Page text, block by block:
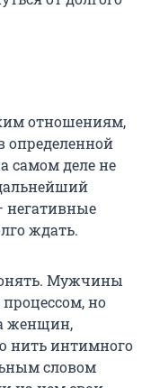
отношениям,
определенной
самом деле не
негативные
ждать.
Мужчины
но
женщин,
нить интимного
словом